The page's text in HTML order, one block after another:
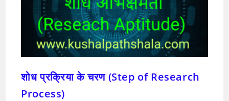
शोध प्रक्रिया के चरण (Step of Research
Process)